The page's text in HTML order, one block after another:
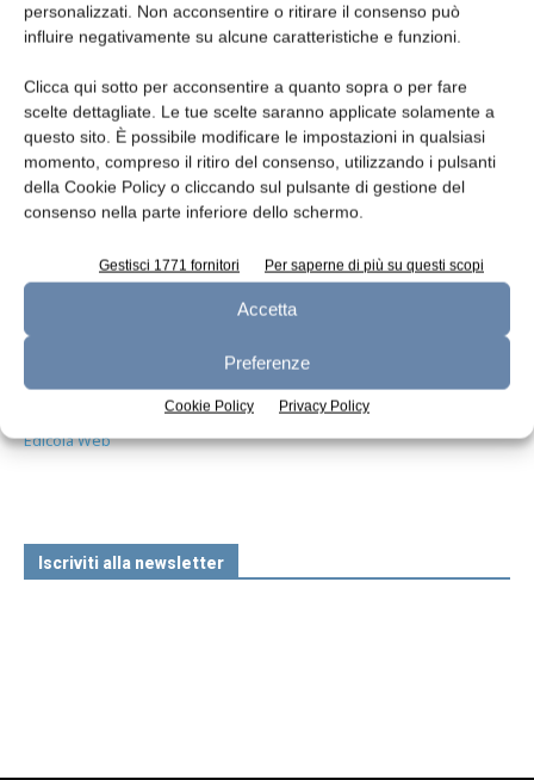
personalizzati. Non acconsentire o ritirare il consenso può
influire negativamente su alcune caratteristiche e funzioni.
Clicca qui sotto per acconsentire a quanto sopra o per fare
scelte dettagliate. Le tue scelte saranno applicate solamente a
questo sito. È possibile modificare le impostazioni in qualsiasi
momento, compreso il ritiro del consenso, utilizzando i pulsanti
della Cookie Policy o cliccando sul pulsante di gestione del
consenso nella parte inferiore dello schermo.
Gestisci 1771 fornitori Per saperne di più su questi scopi
Accetta
Preferenze
Cookie Policy Privacy Policy
Studio del meccanismo di coagulazione
da chimosina
Redazione 21 Gennaio 2014
Leggi la rivista
Edicola Web
Iscriviti alla newsletter